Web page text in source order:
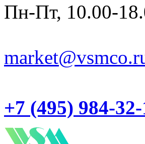
Пн-Пт, 10.00-
+7 (495) 984-